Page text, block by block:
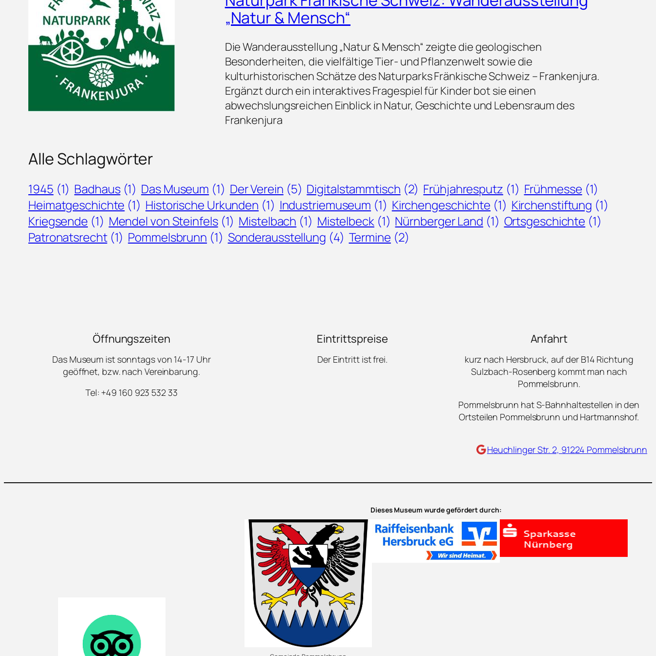
„Natur & Mensch“
Die Wanderausstellung „Natur & Mensch“ zeigte die geologischen
Besonderheiten, die vielfältige Tier- und Pflanzenwelt sowie die
kulturhistorischen Schätze des Naturparks Fränkische Schweiz – Frankenjura.
Ergänzt durch ein interaktives Fragespiel für Kinder bot sie einen
abwechslungsreichen Einblick in Natur, Geschichte und Lebensraum des
Frankenjura
Alle Schlagwörter
1945 (1) Badhaus (1) Das Museum (1) Der Verein (5) Digitalstammtisch (2) Frühjahresputz (1) Frühmesse (1)
Heimatgeschichte (1) Historische Urkunden (1) Industriemuseum (1) Kirchengeschichte (1) Kirchenstiftung (1)
Kriegsende (1) Mendel von Steinfels (1) Mistelbach (1) Mistelbeck (1) Nürnberger Land (1) Ortsgeschichte (1)
Patronatsrecht (1) Pommelsbrunn (1) Sonderausstellung (4) Termine (2)
Öffnungszeiten
Das Museum ist sonntags von 14-17 Uhr
geöffnet, bzw. nach Vereinbarung.
Tel: +49 160 923 532 33
Eintrittspreise
Der Eintritt ist frei.
Anfahrt
kurz nach Hersbruck, auf der B14 Richtung
Sulzbach-Rosenberg kommt man nach
Pommelsbrunn.
Pommelsbrunn hat S-Bahnhaltestellen in den
Ortsteilen Pommelsbrunn und Hartmannshof.
Maps Heuchlinger Str. 2, 91224 Pommelsbrunn
Dieses Museum wurde gefördert durch: